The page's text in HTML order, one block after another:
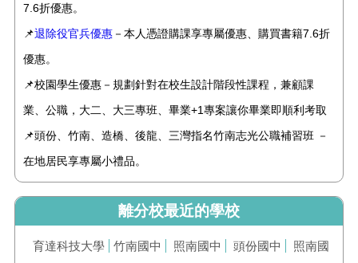
7.6折優惠。
📌退除役官兵優惠－本人憑證購課享專屬優惠、購買書籍7.6折
優惠。
📌校園學生優惠－規劃針對在校生設計階段性課程，兼顧課
業、公職，大二、大三專班、畢業+1專案讓你畢業即順利考取
📌頭份、竹南、造橋、後龍、三灣指名竹南志光公職補習班 －
在地居民享專屬小禮品。
離分校最近的學校
育達科技大學 竹南國中 照南國中 頭份國中
照南國